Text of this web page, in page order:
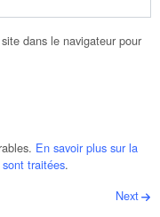
dans le navigateur pour
En savoir plus sur la
traitées.
Next